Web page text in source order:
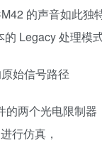
的声音如此独
Legacy 处理模
始信号路径
的两个光电限制
行仿真，